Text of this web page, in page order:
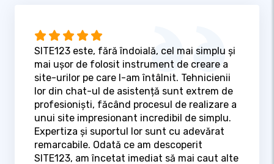
SITE123 este, fără îndoială, cel mai simplu și
mai ușor de folosit instrument de creare a
site-urilor pe care l-am întâlnit. Tehnicienii
lor din chat-ul de asistență sunt extrem de
profesioniști, făcând procesul de realizare a
unui site impresionant incredibil de simplu.
Expertiza și suportul lor sunt cu adevărat
remarcabile. Odată ce am descoperit
SITE123, am încetat imediat să mai caut alte